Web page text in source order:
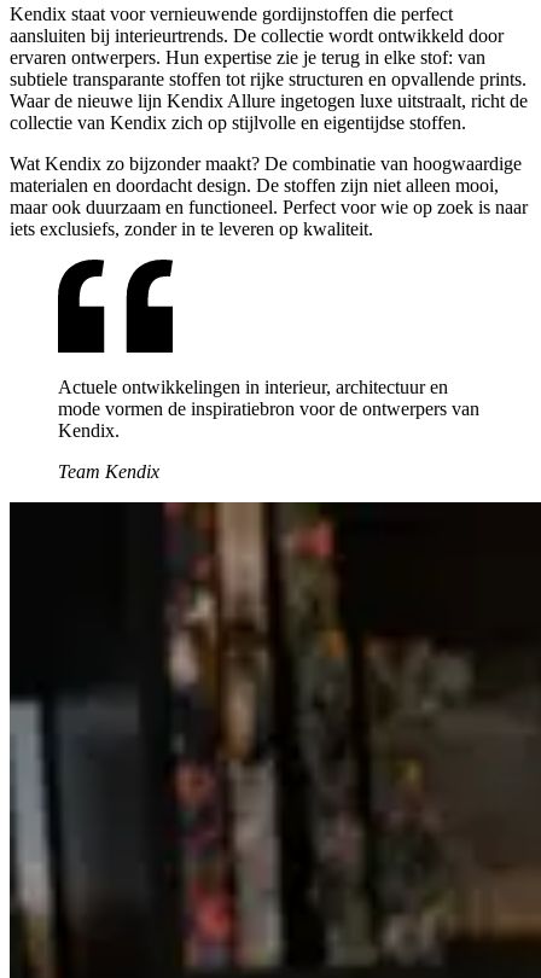
Kendix staat voor vernieuwende gordijnstoffen die perfect
aansluiten bij interieurtrends. De collectie wordt ontwikkeld door
ervaren ontwerpers. Hun expertise zie je terug in elke stof: van
subtiele transparante stoffen tot rijke structuren en opvallende prints.
Waar de nieuwe lijn Kendix Allure ingetogen luxe uitstraalt, richt de
collectie van Kendix zich op stijlvolle en eigentijdse stoffen.
Wat Kendix zo bijzonder maakt? De combinatie van hoogwaardige
materialen en doordacht design. De stoffen zijn niet alleen mooi,
maar ook duurzaam en functioneel. Perfect voor wie op zoek is naar
iets exclusiefs, zonder in te leveren op kwaliteit.
Actuele ontwikkelingen in interieur, architectuur en
mode vormen de inspiratiebron voor de ontwerpers van
Kendix.
Team Kendix